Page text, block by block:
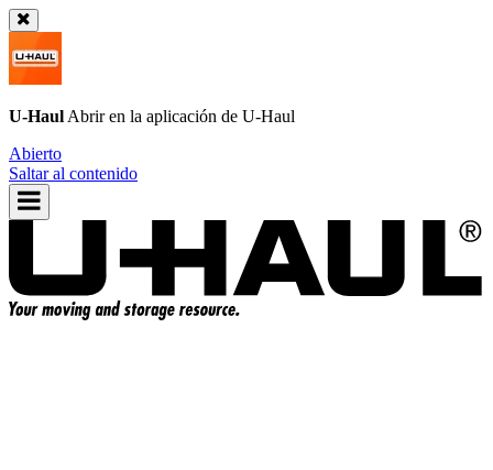
U-Haul Abrir en la aplicación de U-Haul
Abierto
Saltar al contenido